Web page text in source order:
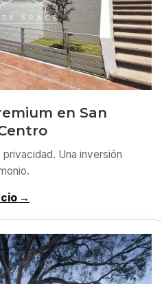
en San
Una inversión
→